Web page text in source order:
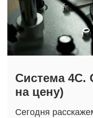
Система 4С.
на цену)
Сегодня